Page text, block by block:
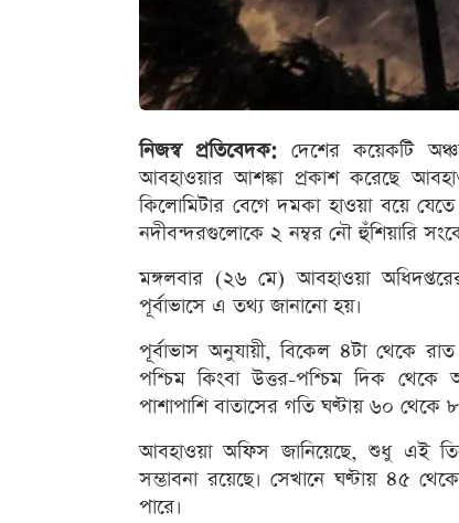
নিজস্ব প্রতিবেদক: দেশের কয়েকটি
আবহাওয়ার আশঙ্কা প্রকাশ করেছে
কিলোমিটার বেগে দমকা হাওয়া বয়ে
নদীবন্দরগুলোকে ২ নম্বর নৌ হুঁশিয়ারি
মঙ্গলবার (২৬ মে) আবহাওয়া
পূর্বাভাসে এ তথ্য জানানো হয়।
পূর্বাভাস অনুযায়ী, বিকেল ৪টা থেকে
পশ্চিম কিংবা উত্তর-পশ্চিম দিক থেকে
পাশাপাশি বাতাসের গতি ঘণ্টায় ৬০ থেকে
আবহাওয়া অফিস জানিয়েছে, শুধু এই
সম্ভাবনা রয়েছে। সেখানে ঘণ্টায় ৪৫
পারে।